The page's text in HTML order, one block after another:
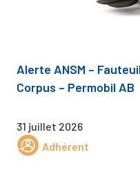
Alerte ANSM –
Corpus – Permobil AB
31 juillet 2026
Adhérent